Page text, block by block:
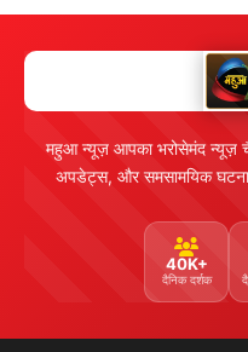
महुआ न्यूज़ आपका भरोसेमंद न्यूज़
अपडेट्स, और समसामयिक
40K+
दैनिक दर्शक